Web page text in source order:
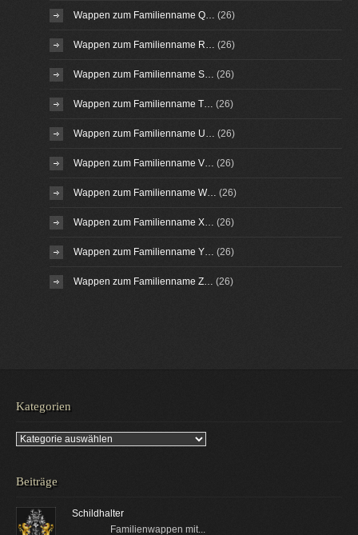
Wappen zum Familienname Q… (26)
Wappen zum Familienname R… (26)
Wappen zum Familienname S… (26)
Wappen zum Familienname T… (26)
Wappen zum Familienname U… (26)
Wappen zum Familienname V… (26)
Wappen zum Familienname W… (26)
Wappen zum Familienname X… (26)
Wappen zum Familienname Y… (26)
Wappen zum Familienname Z… (26)
Kategorien
Kategorien
Beiträge
Schildhalter
Familienwappen mit...